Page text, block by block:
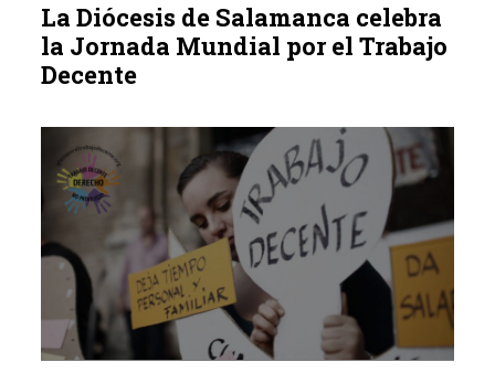
La Diócesis de Salamanca celebra
la Jornada Mundial por el Trabajo
Decente